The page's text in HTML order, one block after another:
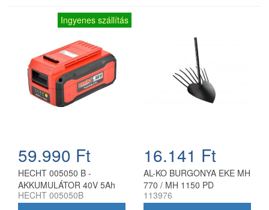
Ingyenes szállítás
59.990 Ft
HECHT 005050 B -
AKKUMULÁTOR 40V 5Ah
AKKU PROGRAM 5040
HECHT 005050B
16.141 Ft
AL-KO BURGONYA EKE MH
770 / MH 1150 PD
113976